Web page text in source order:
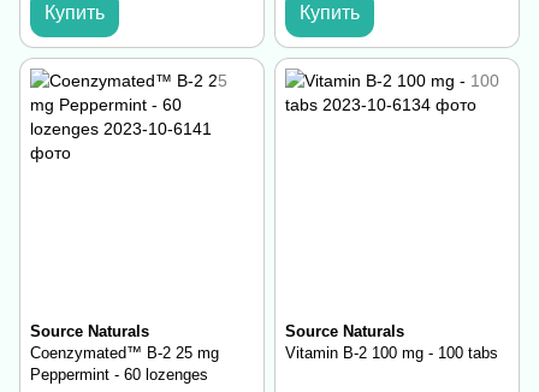
Купить Купить
Source Naturals
Coenzymated™ B-2 25 mg
Peppermint - 60 lozenges
Source Naturals
Vitamin B-2 100 mg - 100 tabs